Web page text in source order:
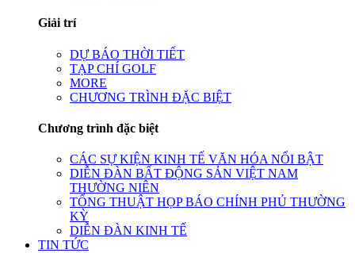
Giải trí
DỰ BÁO THỜI TIẾT
TẠP CHÍ GOLF
MORE
CHƯƠNG TRÌNH ĐẶC BIỆT
Chương trình đặc biệt
CÁC SỰ KIỆN KINH TẾ VĂN HÓA NỔI BẬT
DIỄN ĐÀN BẤT ĐỘNG SẢN VIỆT NAM
THƯỜNG NIÊN
TỔNG THUẬT HỌP BÁO CHÍNH PHỦ THƯỜNG
KỲ
DIỄN ĐÀN KINH TẾ
TIN TỨC